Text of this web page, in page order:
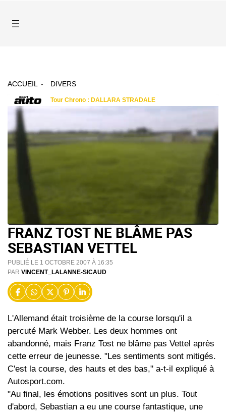
ACCUEIL DIVERS
FRANZ TOST NE BLÂME PAS
SEBASTIAN VETTEL
PUBLIÉ LE 1 OCTOBRE 2007 À 16:35
PAR VINCENT_LALANNE-SICAUD
L'Allemand était troisième de la course lorsqu'il a
percuté Mark Webber. Les deux hommes ont
abandonné, mais Franz Tost ne blâme pas Vettel après
cette erreur de jeunesse. "Les sentiments sont mitigés.
C'est la course, des hauts et des bas," a-t-il expliqué à
Autosport.com.
"Au final, les émotions positives sont un plus. Tout
d'abord, Sebastian a eu une course fantastique, une